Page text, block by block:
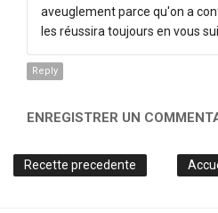
aveuglement parce qu'on a
les réussira toujours en vous
Reply
ENREGISTRER UN
Recette precedente